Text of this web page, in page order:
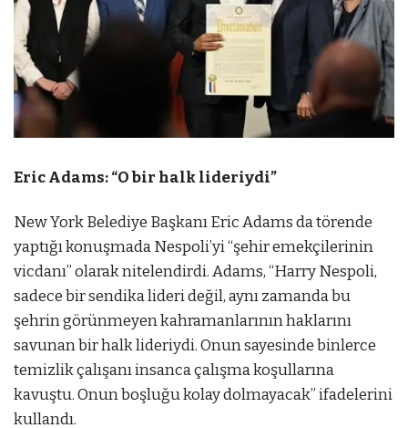
Eric Adams: “O bir halk lideriydi”
New York Belediye Başkanı Eric Adams da törende
yaptığı konuşmada Nespoli’yi “şehir emekçilerinin
vicdanı” olarak nitelendirdi. Adams, “Harry Nespoli,
sadece bir sendika lideri değil, aynı zamanda bu
şehrin görünmeyen kahramanlarının haklarını
savunan bir halk lideriydi. Onun sayesinde binlerce
temizlik çalışanı insanca çalışma koşullarına
kavuştu. Onun boşluğu kolay dolmayacak” ifadelerini
kullandı.